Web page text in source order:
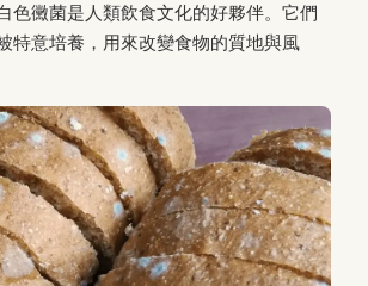
色黴菌是人類飲食文化的好夥伴。它們
特意培養，用來改變食物的質地與風